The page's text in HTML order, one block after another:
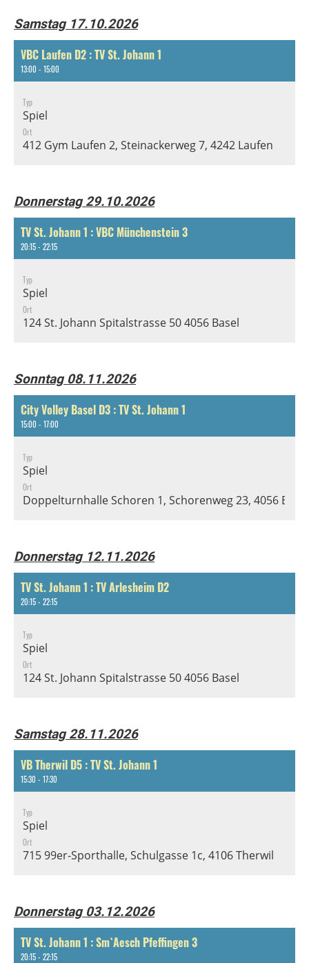
Samstag 17.10.2026
VBC Laufen D2 : TV St. Johann 1
13:00 - 15:00
Typ
Spiel
Ort
412 Gym Laufen 2, Steinackerweg 7, 4242 Laufen
Donnerstag 29.10.2026
TV St. Johann 1 : VBC Münchenstein 3
20:15 - 22:15
Typ
Spiel
Ort
124 St. Johann Spitalstrasse 50 4056 Basel
Sonntag 08.11.2026
City Volley Basel D3 : TV St. Johann 1
15:00 - 17:00
Typ
Spiel
Ort
Doppelturnhalle Schoren 1, Schorenweg 23, 4056 Basel
Donnerstag 12.11.2026
TV St. Johann 1 : TV Arlesheim D2
20:15 - 22:15
Typ
Spiel
Ort
124 St. Johann Spitalstrasse 50 4056 Basel
Samstag 28.11.2026
VB Therwil D5 : TV St. Johann 1
15:30 - 17:30
Typ
Spiel
Ort
715 99er-Sporthalle, Schulgasse 1c, 4106 Therwil
Donnerstag 03.12.2026
TV St. Johann 1 : Sm`Aesch Pfeffingen 3
20:15 - 22:15